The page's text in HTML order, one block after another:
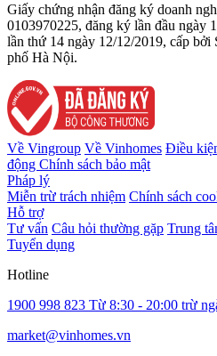
Giấy chứng nhận đăng ký doanh
0103970225, đăng ký lần đầu ngày
lần thứ 14 ngày 12/12/2019, cấp
phố Hà Nội.
Về Vingroup Về Vinhomes Điều
động Chính sách bảo mật
Pháp lý
Miễn trừ trách nhiệm Chính sách
Hỗ trợ
Tư vấn Câu hỏi thường gặp Trung
Tuyển dụng
Hotline
1900 998 823 Từ 8:30 - 20:00 trừ
market@vinhomes.vn